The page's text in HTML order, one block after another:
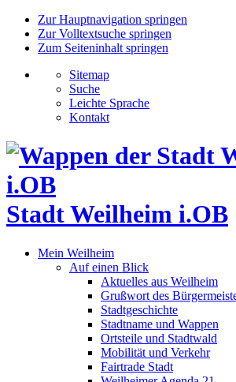
Zur Hauptnavigation springen
Zur Volltextsuche springen
Zum Seiteninhalt springen
Sitemap
Suche
Leichte Sprache
Kontakt
Stadt Weilheim i.OB
Mein Weilheim
Auf einen Blick
Aktuelles aus Weilheim
Grußwort des
Stadtgeschichte
Stadtname und Wappen
Ortsteile und Stadtwald
Mobilität und Verkehr
Fairtrade Stadt